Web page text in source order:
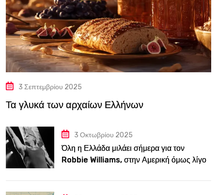
3 Σεπτεμβρίου 2025
Τα γλυκά των αρχαίων Ελλήνων
3 Οκτωβρίου 2025
Όλη η Ελλάδα μιλάει σήμερα για τον
Robbie Williams, στην Αμερική όμως λίγοι